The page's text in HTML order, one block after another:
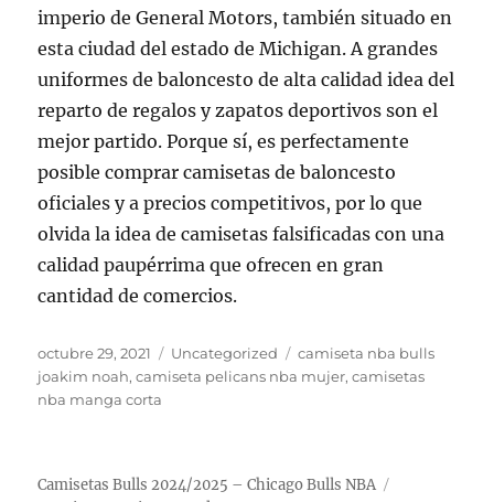
imperio de General Motors, también situado en
esta ciudad del estado de Michigan. A grandes
uniformes de baloncesto de alta calidad idea del
reparto de regalos y zapatos deportivos son el
mejor partido. Porque sí, es perfectamente
posible comprar camisetas de baloncesto
oficiales y a precios competitivos, por lo que
olvida la idea de camisetas falsificadas con una
calidad paupérrima que ofrecen en gran
cantidad de comercios.
Publicado
el
octubre 29, 2021 Categorías
Uncategorized Etiquetas
camiseta nba bulls
joakim noah,camiseta pelicans nba mujer,camisetas
nba manga corta
Camisetas Bulls 2024/2025 – Chicago Bulls NBA